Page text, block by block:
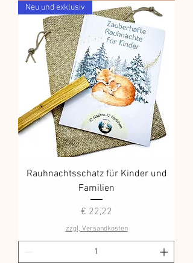
Neu und exklusiv
Rauhnachtsschatz für Kinder und
Familien
Preis
€ 22,22
zzgl, Versandkosten